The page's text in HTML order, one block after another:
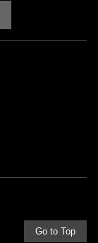
Go to Top